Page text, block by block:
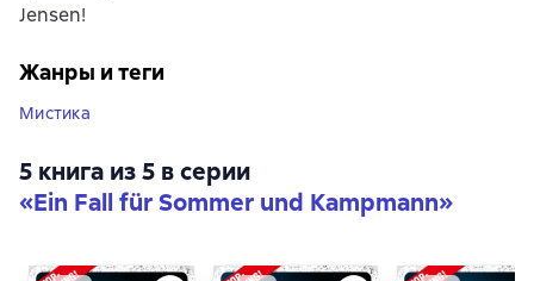
Jensen!
Жанры и теги
Мистика
5 книга из 5 в серии
«Ein Fall für Sommer und Kampmann»